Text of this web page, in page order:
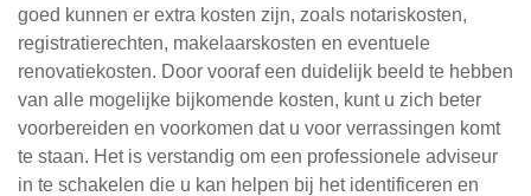
goed kunnen er extra kosten zijn, zoals notariskosten,
registratierechten, makelaarskosten en eventuele
renovatiekosten. Door vooraf een duidelijk beeld te hebben
van alle mogelijke bijkomende kosten, kunt u zich beter
voorbereiden en voorkomen dat u voor verrassingen komt
te staan. Het is verstandig om een professionele adviseur
in te schakelen die u kan helpen bij het identificeren en